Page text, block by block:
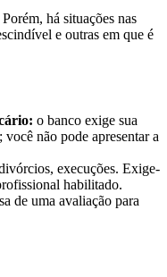
há situações nas
e outras em que é
o banco exige sua
não pode apresentar a
execuções. Exige-
habilitado.
de uma avaliação para